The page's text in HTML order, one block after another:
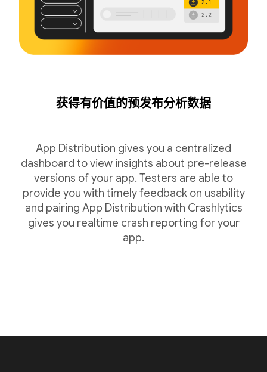
获得有价值的预发布分析数据
App Distribution gives you a centralized
dashboard to view insights about pre-release
versions of your app. Testers are able to
provide you with timely feedback on usability
and pairing App Distribution with Crashlytics
gives you realtime crash reporting for your
app.